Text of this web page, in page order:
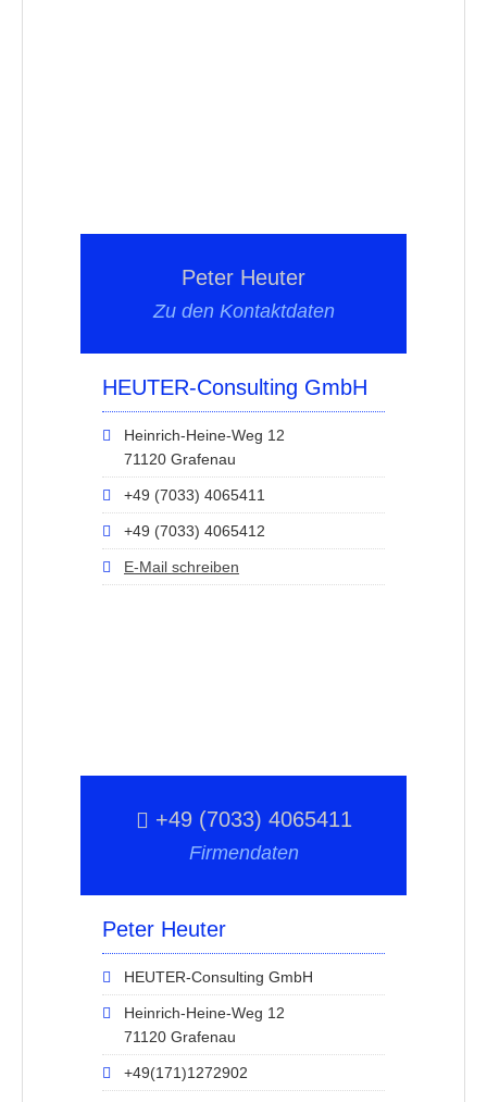
Peter Heuter
Zu den Kontaktdaten
HEUTER-Consulting GmbH
Heinrich-Heine-Weg 12
71120 Grafenau
+49 (7033) 4065411
+49 (7033) 4065412
E-Mail schreiben
+49 (7033) 4065411
Firmendaten
Peter Heuter
HEUTER-Consulting GmbH
Heinrich-Heine-Weg 12
71120 Grafenau
+49(171)1272902